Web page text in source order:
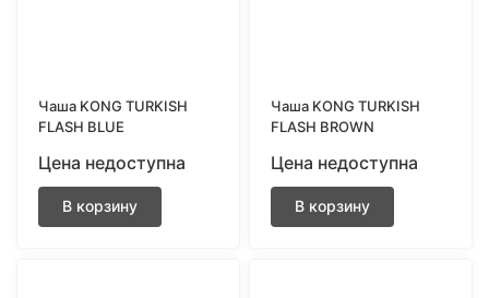
Чаша KONG TURKISH
FLASH BLUE
Цена недоступна
В корзину
Чаша KONG TURKISH
FLASH BROWN
Цена недоступна
В корзину